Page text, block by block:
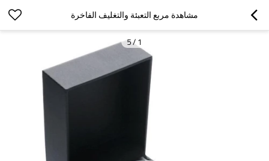
مشاهدة مربع التعبئة والتغليف الفاخرة
1
/
5